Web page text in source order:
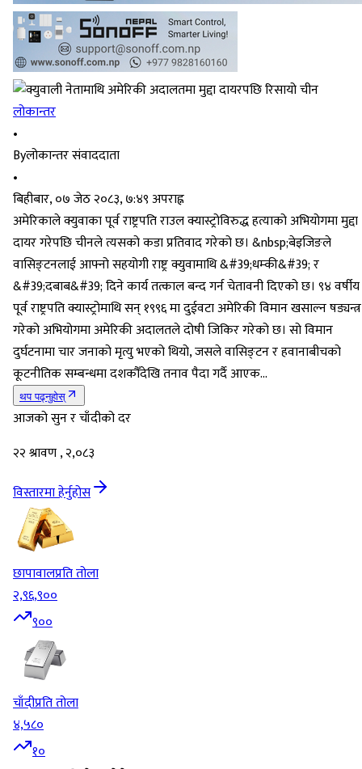
लोकान्तर
•
Byलोकान्तर संवाददाता
•
बिहीबार, ०७ जेठ २०८३, ७:४९ अपराह्न
अमेरिकाले क्युवाका पूर्व राष्ट्रपति राउल क्यास्ट्रोविरुद्ध हत्याको अभियोगमा मुद्दा
दायर गरेपछि चीनले त्यसको कडा प्रतिवाद गरेको छ। &nbsp;बेइजिङले
वासिङ्टनलाई आफ्नो सहयोगी राष्ट्र क्युवामाथि &#39;धम्की&#39; र
&#39;दबाब&#39; दिने कार्य तत्काल बन्द गर्न चेतावनी दिएको छ। ९४ वर्षीय
पूर्व राष्ट्रपति क्यास्ट्रोमाथि सन् १९९६ मा दुईवटा अमेरिकी विमान खसाल्न षड्यन्त्र
गरेको अभियोगमा अमेरिकी अदालतले दोषी जिकिर गरेको छ। सो विमान
दुर्घटनामा चार जनाको मृत्यु भएको थियो, जसले वासिङ्टन र हवानाबीचको
कूटनीतिक सम्बन्धमा दशकौँदेखि तनाव पैदा गर्दै आएक...
थप पढ्नुहोस्
आजको सुन र चाँदीको दर
२२ श्रावण , २,०८३
विस्तारमा हेर्नुहोस
छापावालप्रति तोला
२,९६,९००
९००
चाँदीप्रति तोला
४,५८०
१०